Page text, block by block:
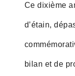
Ce dixième
d’étain,
bilan et de